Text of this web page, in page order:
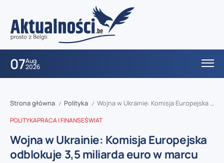
07Aug
2026
Strona główna / Polityka / Wojna w Ukrainie: Komisja Europejska odblokuje 3,5 miliarda euro w marcu
POLITYKAPRACA I FINANSEŚWIAT
Wojna w Ukrainie: Komisja Europejska
odblokuje 3,5 miliarda euro w marcu